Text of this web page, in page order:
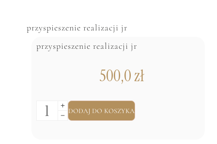
przyspieszenie realizacji jr
przyspieszenie realizacji jr
500,0zł
DODAJ DO KOSZYKA